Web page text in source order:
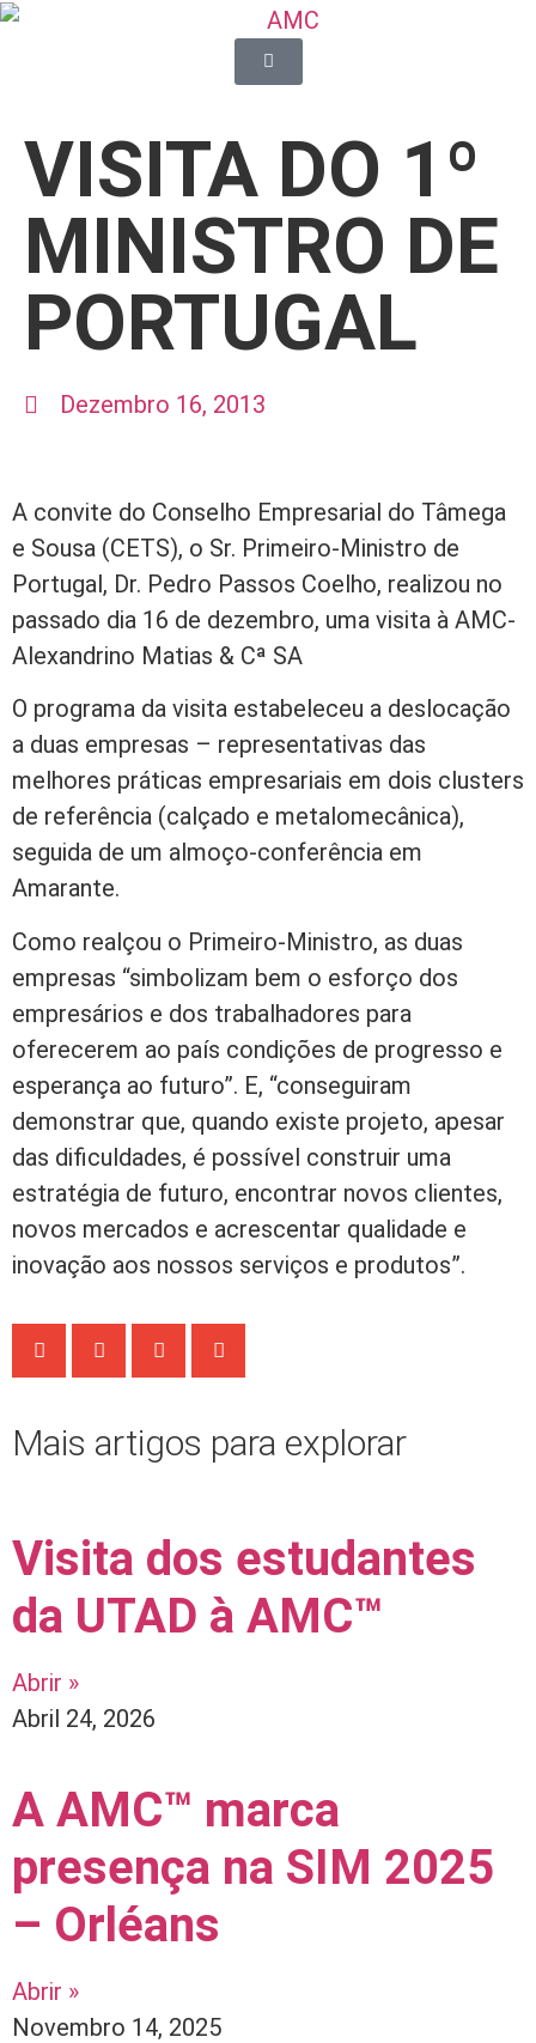
VISITA DO 1º
MINISTRO DE
PORTUGAL
Dezembro 16, 2013
A convite do Conselho Empresarial do Tâmega
e Sousa (CETS), o Sr. Primeiro-Ministro de
Portugal, Dr. Pedro Passos Coelho, realizou no
passado dia 16 de dezembro, uma visita à AMC-
Alexandrino Matias & Cª SA
O programa da visita estabeleceu a deslocação
a duas empresas – representativas das
melhores práticas empresariais em dois clusters
de referência (calçado e metalomecânica),
seguida de um almoço-conferência em
Amarante.
Como realçou o Primeiro-Ministro, as duas
empresas “simbolizam bem o esforço dos
empresários e dos trabalhadores para
oferecerem ao país condições de progresso e
esperança ao futuro”. E, “conseguiram
demonstrar que, quando existe projeto, apesar
das dificuldades, é possível construir uma
estratégia de futuro, encontrar novos clientes,
novos mercados e acrescentar qualidade e
inovação aos nossos serviços e produtos”.
Mais artigos para explorar
Visita dos estudantes
da UTAD à AMC™
Abrir »
Abril 24, 2026
A AMC™ marca
presença na SIM 2025
– Orléans
Abrir »
Novembro 14, 2025